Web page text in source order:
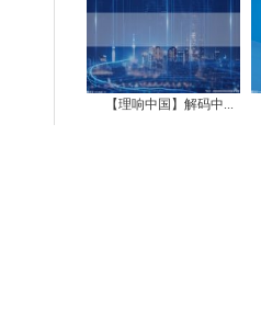
【理响中国】解码中...